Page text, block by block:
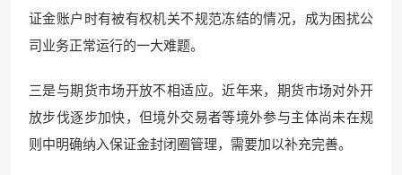
证金账户时有被有权机关不规范冻结的情况，成为困扰公
司业务正常运行的一大难题。
三是与期货市场开放不相适应。近年来，期货市场对外开
放步伐逐步加快，但境外交易者等境外参与主体尚未在规
则中明确纳入保证金封闭圈管理，需要加以补充完善。